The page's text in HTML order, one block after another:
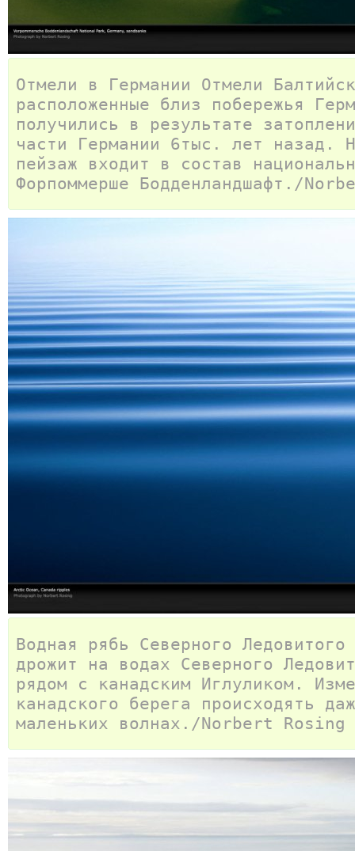
Отмели в Германии Отмели
расположенные близ побережья
получились в результате
части Германии 6тыс. лет назад.
пейзаж входит в состав
Форпоммерше Бодденландшафт./
Водная рябь Северного
дрожит на водах Северного
рядом с канадским Иглуликом.
канадского берега происходять
маленьких волнах./Norbert Rosing